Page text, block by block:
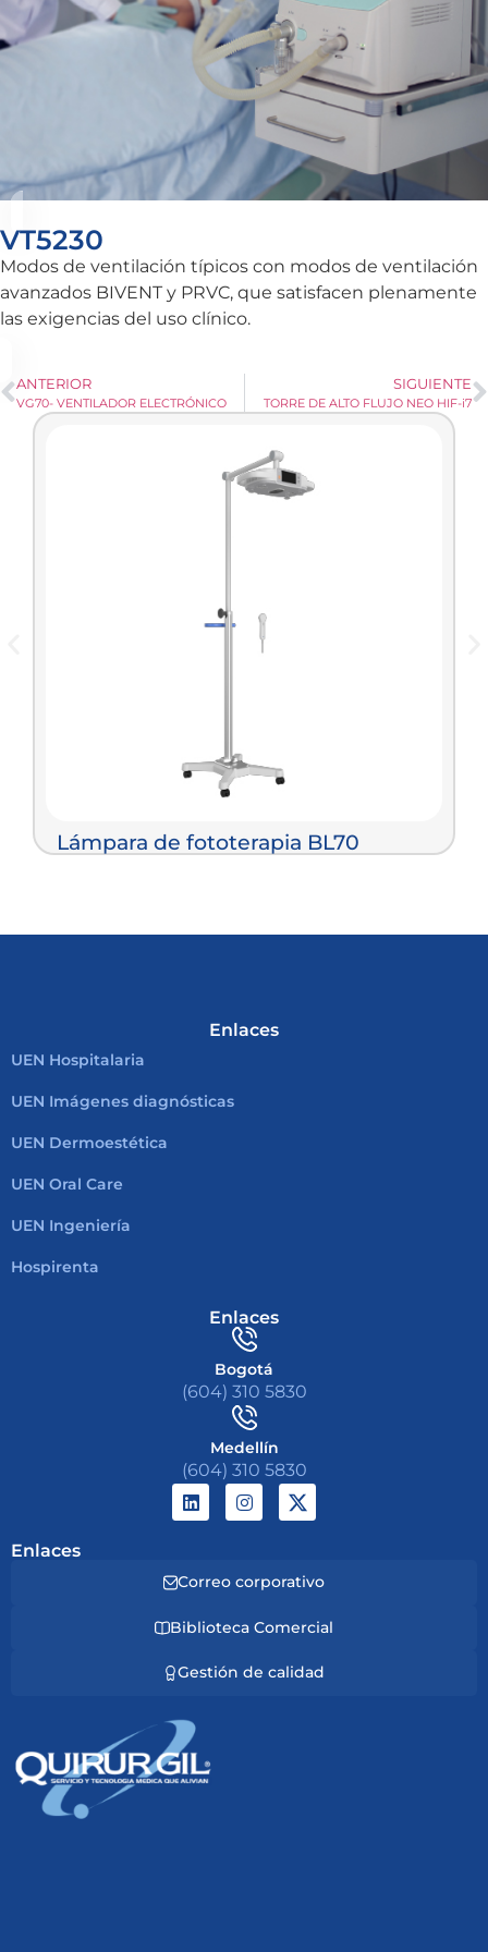
VT5230
Modos de ventilación típicos con modos de ventilación
avanzados BIVENT y PRVC, que satisfacen plenamente
las exigencias del uso clínico.
ANTERIOR
VG70- VENTILADOR ELECTRÓNICO
SIGUIENTE
TORRE DE ALTO FLUJO NEO HIF-i7
Lámpara de fototerapia BL70
Enlaces
UEN Hospitalaria
UEN Imágenes diagnósticas
UEN Dermoestética
UEN Oral Care
UEN Ingeniería
Hospirenta
Enlaces
Bogotá
(604) 310 5830
Medellín
(604) 310 5830
Enlaces
Correo corporativo
Biblioteca Comercial
Gestión de calidad